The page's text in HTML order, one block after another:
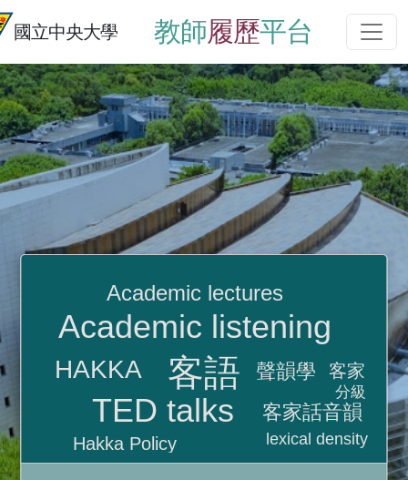
國立中央大學 教師履歷平台
客語
Academic listening
TED talks
HAKKA
Academic lectures
客家話音韻
聲韻學 客家
Hakka Policy lexical density
分級